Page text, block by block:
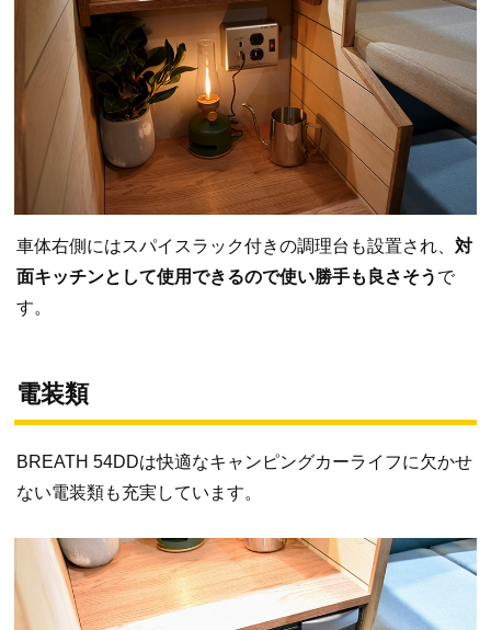
車体右側にはスパイスラック付きの調理台も設置され、 対
面キッチンとして使用できるので使い勝手も良さそう で
す。
電装類
BREATH 54DDは快適なキャンピングカーライフに欠かせ
ない電装類も充実しています。